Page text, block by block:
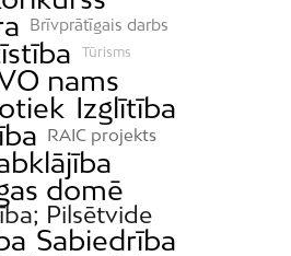
Brīvprātīgais darbs
Tūrisms
nams
Izglītība
RAIC projekts
domē
Pilsētvide
Sabiedrība